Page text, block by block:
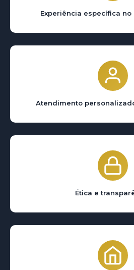
Experiência específica
Atendimento
Ética e